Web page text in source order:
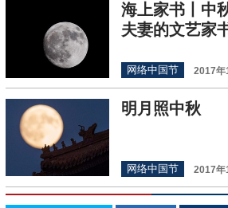
海上家书丨中
夫妻的文艺家
网络中国节 2017年
明月照中秋
网络中国节 2017年